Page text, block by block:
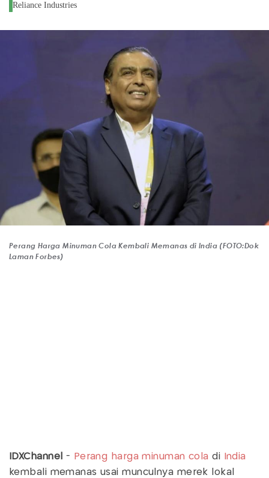
Reliance Industries
Perang Harga Minuman Cola Kembali Memanas di India (FOTO:Dok
Laman Forbes)
IDXChannel - Perang harga minuman cola di
India
kembali memanas usai munculnya merek lokal